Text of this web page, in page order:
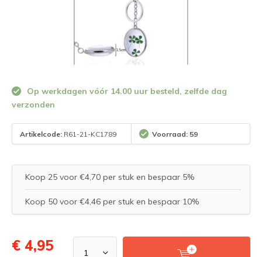
Op werkdagen vóór 14.00 uur besteld, zelfde dag
verzonden
Artikelcode: R61-21-KC1789 Voorraad: 59
Koop 25 voor €4,70 per stuk en bespaar 5%
Koop 50 voor €4,46 per stuk en bespaar 10%
€ 4,95